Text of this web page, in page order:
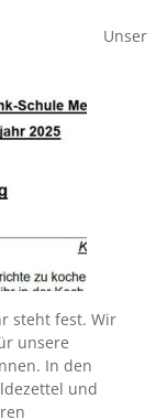
Unser
steht fest. Wir
unsere
In den
und